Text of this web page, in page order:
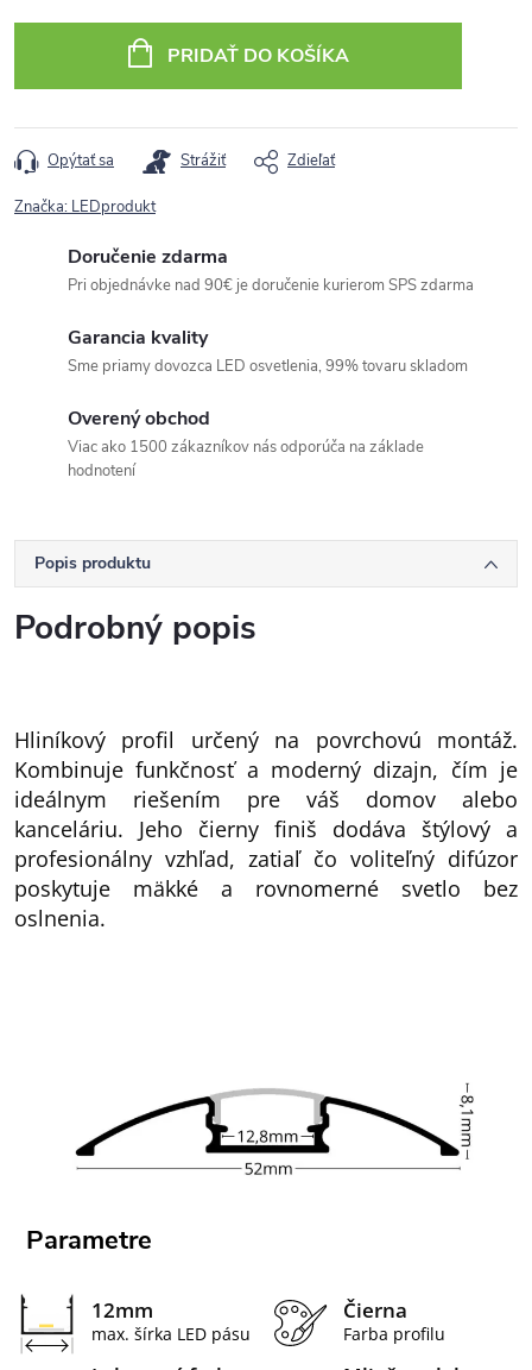
cena:
PRIDAŤ DO KOŠÍKA
Opýtať sa Strážiť Zdieľať
Značka: LEDprodukt
Doručenie zdarma
Pri objednávke nad 90€ je doručenie kurierom SPS zdarma
Garancia kvality
Sme priamy dovozca LED osvetlenia, 99% tovaru skladom
Overený obchod
Viac ako 1500 zákazníkov nás odporúča na základe
hodnotení
Popis produktu
Podrobný popis
Hliníkový profil určený na povrchovú montáž.
Kombinuje funkčnosť a moderný dizajn, čím je
ideálnym riešením pre váš domov alebo
kanceláriu. Jeho čierny finiš dodáva štýlový a
profesionálny vzhľad, zatiaľ čo voliteľný difúzor
poskytuje mäkké a rovnomerné svetlo bez
oslnenia.
Parametre
12mm
max. šírka LED pásu
Čierna
Farba profilu